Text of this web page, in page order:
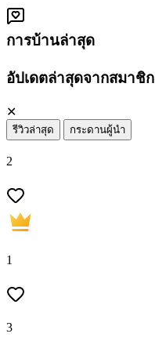
การบ้านล่าสุด
อัปเดตล่าสุดจากสมาชิก
✕
รีวิวล่าสุด กระดานผู้นำ
2
1
3